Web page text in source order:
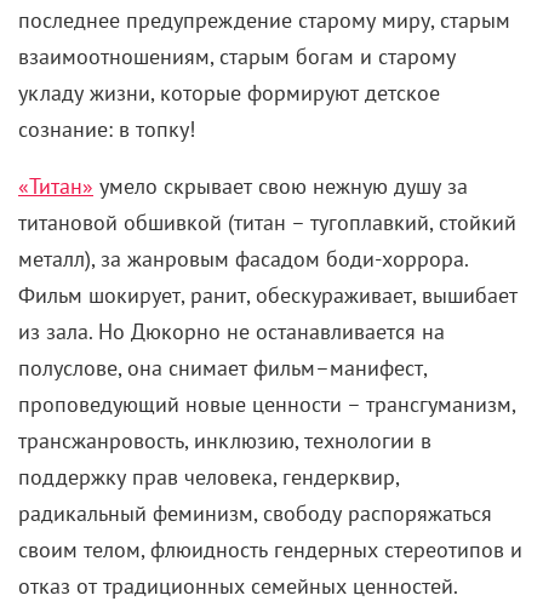
последнее предупреждение старому миру, старым
взаимоотношениям, старым богам и старому
укладу жизни, которые формируют детское
сознание: в топку!
«Титан» умело скрывает свою нежную душу за
титановой обшивкой (титан – тугоплавкий, стойкий
металл), за жанровым фасадом боди-хоррора.
Фильм шокирует, ранит, обескураживает, вышибает
из зала. Но Дюкорно не останавливается на
полуслове, она снимает фильм–манифест,
проповедующий новые ценности – трансгуманизм,
трансжанровость, инклюзию, технологии в
поддержку прав человека, гендерквир,
радикальный феминизм, свободу распоряжаться
своим телом, флюидность гендерных стереотипов и
отказ от традиционных семейных ценностей.